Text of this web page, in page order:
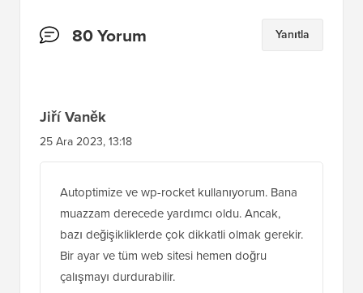
Okuyucu80 Yorum Yanıtla
Jiří Vaněk
25 Ara 2023, 13:18
Autoptimize ve wp-rocket kullanıyorum. Bana
muazzam derecede yardımcı oldu. Ancak,
bazı değişikliklerde çok dikkatli olmak gerekir.
Bir ayar ve tüm web sitesi hemen doğru
çalışmayı durdurabilir.